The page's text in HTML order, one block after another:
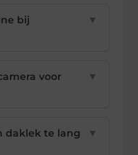
bij
▼
voor
▼
daklek te lang
▼